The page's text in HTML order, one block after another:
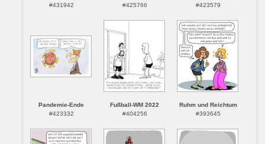
#431942
#425766
#423579
Pandemie-Ende
#423332
Fußball-WM 2022
#404256
Ruhm und Reichtum
#393645